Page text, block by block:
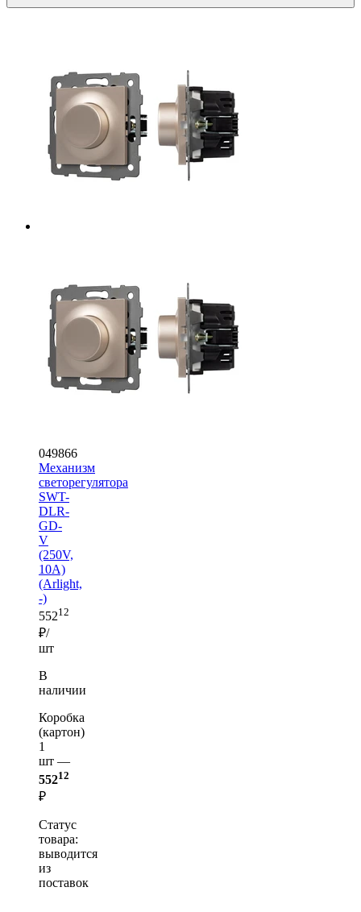
049866
Механизм
светорегулятора
SWT-
DLR-
GD-
V
(250V,
10A)
(Arlight,
-)
55212
₽/
шт
В
наличии
Коробка
(картон)
1
шт —
55212
₽
Статус
товара:
выводится
из
поставок